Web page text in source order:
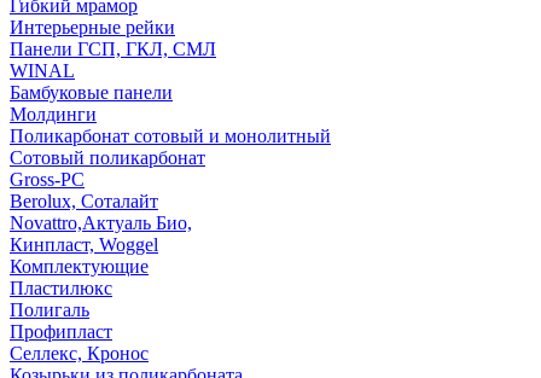
Гибкий мрамор
Интерьерные рейки
Панели ГСП, ГКЛ, СМЛ
WINAL
Бамбуковые панели
Молдинги
Поликарбонат сотовый и монолитный
Сотовый поликарбонат
Gross-PC
Berolux, Соталайт
Novattro,Актуаль Био,
Кинпласт, Woggel
Комплектующие
Пластилюкс
Полигаль
Профипласт
Селлекс, Кронос